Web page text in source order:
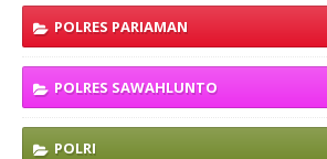
POLRES PARIAMAN
POLRES SAWAHLUNTO
POLRI